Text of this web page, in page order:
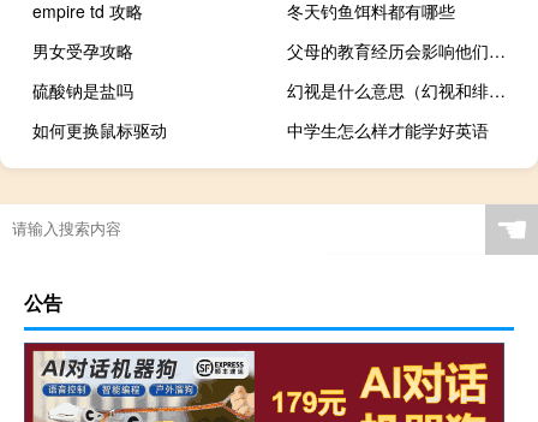
empire td 攻略
冬天钓鱼饵料都有哪些
男女受孕攻略
父母的教育经历会影响他们送孩子去的地方
硫酸钠是盐吗
幻视是什么意思（幻视和绯红女巫谁厉害）
如何更换鼠标驱动
中学生怎么样才能学好英语
☚
公告